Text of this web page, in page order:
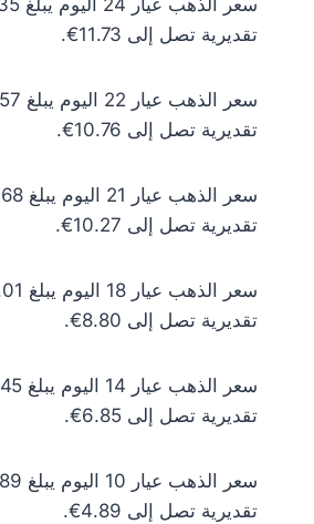
تقديرية تصل إلى 11.73€.
تقديرية تصل إلى 10.76€.
تقديرية تصل إلى 10.27€.
تقديرية تصل إلى 8.80€.
تقديرية تصل إلى 6.85€.
تقديرية تصل إلى 4.89€.